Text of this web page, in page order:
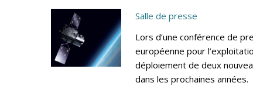
Salle de presse
Lors d’une conférence de
européenne pour
déploiement de deux
dans les prochaines années.